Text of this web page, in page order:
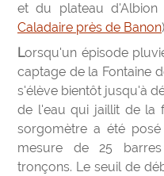
et du plateau d'Albion
Caladaire près de Banon
Lorsqu'un épisode pluvieux intense arrose la zone de
captage de la Fontaine
s'élève bientôt jusqu'à
de l'eau qui jaillit de la
sorgomètre a été
mesure de 25
tronçons. Le seuil de